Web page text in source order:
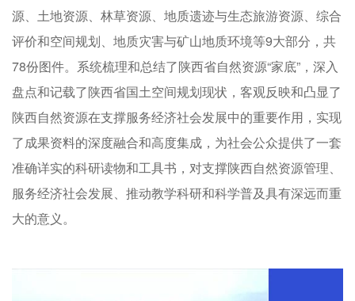
源、土地资源、林草资源、地质遗迹与生态旅游资源、综合
评价和空间规划、地质灾害与矿山地质环境等9大部分，共
78份图件。系统梳理和总结了陕西省自然资源“家底”，深入
盘点和记载了陕西省国土空间规划现状，客观反映和凸显了
陕西自然资源在支撑服务经济社会发展中的重要作用，实现
了成果资料的深度融合和高度集成，为社会公众提供了一套
准确详实的科研读物和工具书，对支撑陕西自然资源管理、
服务经济社会发展、推动教学科研和科学普及具有深远而重
大的意义。